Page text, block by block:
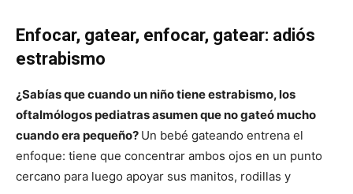
Enfocar, gatear, enfocar, gatear: adiós
estrabismo
¿Sabías que cuando un niño tiene estrabismo, los
oftalmólogos pediatras asumen que no gateó mucho
cuando era pequeño? Un bebé gateando entrena el
enfoque: tiene que concentrar ambos ojos en un punto
cercano para luego apoyar sus manitos, rodillas y